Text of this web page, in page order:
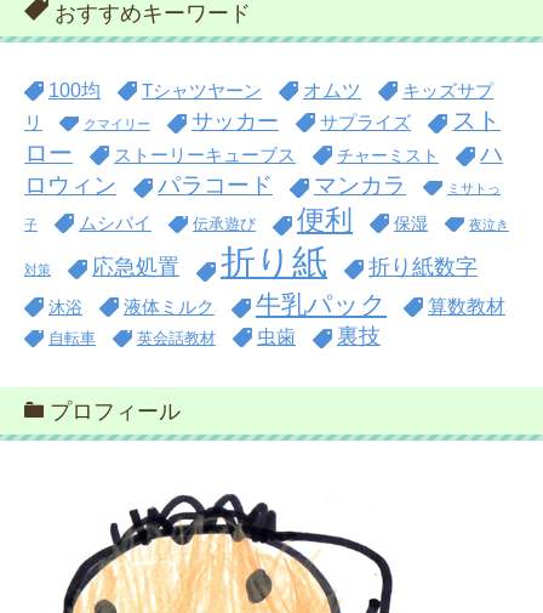
おすすめキーワード
100均 Tシャツヤーン オムツ
キッズサプ
リ
クマイリー サッカー サプライズ
スト
ロー
ストーリーキューブス チャーミスト
ハ
ロウィン
パラコード マンカラ ミサトっ
子 ムシバイ 伝承遊び 便利 保湿 夜泣き
対策 応急処置 折り紙 折り紙数字
沐浴 液体ミルク 牛乳パック 算数教材
自転車 英会話教材 虫歯 裏技
プロフィール